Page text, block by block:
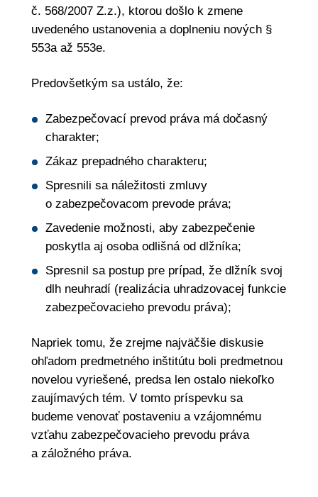
č. 568/2007 Z.z.), ktorou došlo k zmene
uvedeného ustanovenia a doplneniu nových §
553a až 553e.
Predovšetkým sa ustálo, že:
Zabezpečovací prevod práva má dočasný
charakter;
Zákaz prepadného charakteru;
Spresnili sa náležitosti zmluvy
o zabezpečovacom prevode práva;
Zavedenie možnosti, aby zabezpečenie
poskytla aj osoba odlišná od dlžníka;
Spresnil sa postup pre prípad, že dlžník svoj
dlh neuhradí (realizácia uhradzovacej funkcie
zabezpečovacieho prevodu práva);
Napriek tomu, že zrejme najväčšie diskusie
ohľadom predmetného inštitútu boli predmetnou
novelou vyriešené, predsa len ostalo niekoľko
zaujímavých tém. V tomto príspevku sa
budeme venovať postaveniu a vzájomnému
vzťahu zabezpečovacieho prevodu práva
a záložného práva.